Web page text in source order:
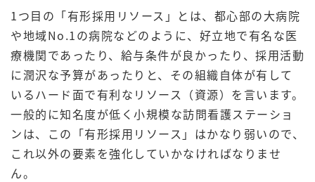
1つ目の「有形採用リソース」とは、都心部の大病院
や地域No.1の病院などのように、好立地で有名な医
療機関であったり、給与条件が良かったり、採用活動
に潤沢な予算があったりと、その組織自体が有して
いるハード面で有利なリソース（資源）を言います。
一般的に知名度が低く小規模な訪問看護ステーショ
ンは、この「有形採用リソース」はかなり弱いので、
これ以外の要素を強化していかなければなりませ
ん。